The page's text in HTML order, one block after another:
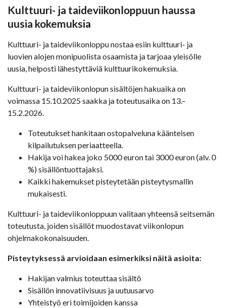
Kulttuuri- ja taideviikonloppuun haussa
uusia kokemuksia
Kulttuuri- ja taideviikonloppu nostaa esiin kulttuuri- ja
luovien alojen monipuolista osaamista ja tarjoaa yleisölle
uusia, helposti lähestyttäviä kulttuurikokemuksia.
Kulttuuri- ja taideviikonlopun sisältöjen hakuaika on
voimassa 15.10.2025 saakka ja toteutusaika on 13.–
15.2.2026.
Toteutukset hankitaan ostopalveluna käänteisen
kilpailutuksen periaatteella.
Hakija voi hakea joko 5000 euron tai 3000 euron (alv. 0
%) sisällöntuottajaksi.
Kaikki hakemukset pisteytetään pisteytysmallin
mukaisesti.
Kulttuuri- ja taideviikonloppuun valitaan yhteensä seitsemän
toteutusta, joiden sisällöt muodostavat viikonlopun
ohjelmakokonaisuuden.
Pisteytyksessä arvioidaan esimerkiksi näitä asioita:
Hakijan valmius toteuttaa sisältö
Sisällön innovatiivisuus ja uutuusarvo
Yhteistyö eri toimijoiden kanssa